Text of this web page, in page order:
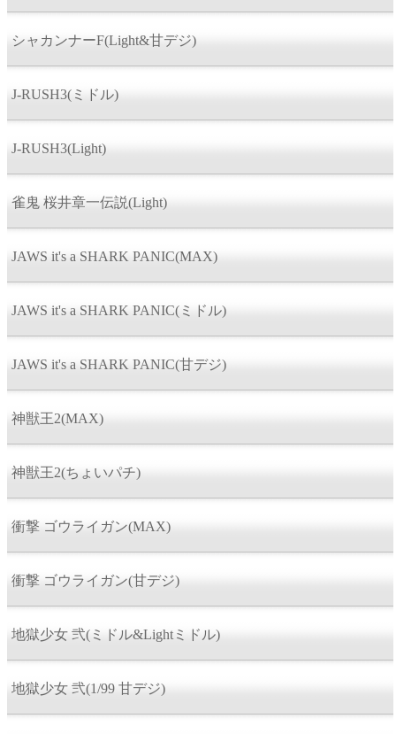
シャカンナーF(Light&甘デジ)
J-RUSH3(ミドル)
J-RUSH3(Light)
雀鬼 桜井章一伝説(Light)
JAWS it's a SHARK PANIC(MAX)
JAWS it's a SHARK PANIC(ミドル)
JAWS it's a SHARK PANIC(甘デジ)
神獣王2(MAX)
神獣王2(ちょいパチ)
衝撃 ゴウライガン(MAX)
衝撃 ゴウライガン(甘デジ)
地獄少女 弐(ミドル&Lightミドル)
地獄少女 弐(1/99 甘デジ)